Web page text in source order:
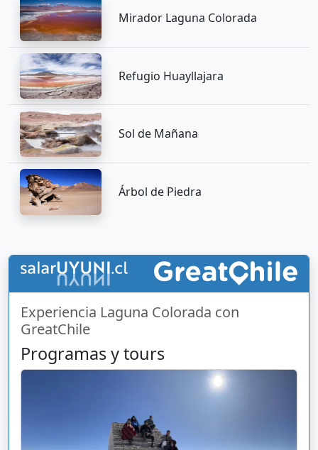
Mirador Laguna Colorada
Refugio Huayllajara
Sol de Mañana
Árbol de Piedra
Experiencia Laguna Colorada con
GreatChile
Programas y tours